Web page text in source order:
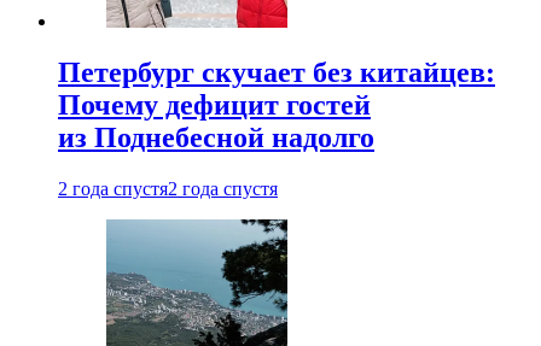
Петербург скучает без китайцев:
Почему дефицит гостей
из Поднебесной надолго
2 года спустя2 года спустя